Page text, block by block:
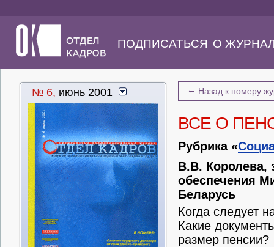
ПОДПИСАТЬСЯ О
№ 6, июнь 2001 ← Назад к номеру
ВСЕ О
Рубрика «
В.В. Королева,
обеспечения
Беларусь
Когда следует
Какие
размер пенсии?